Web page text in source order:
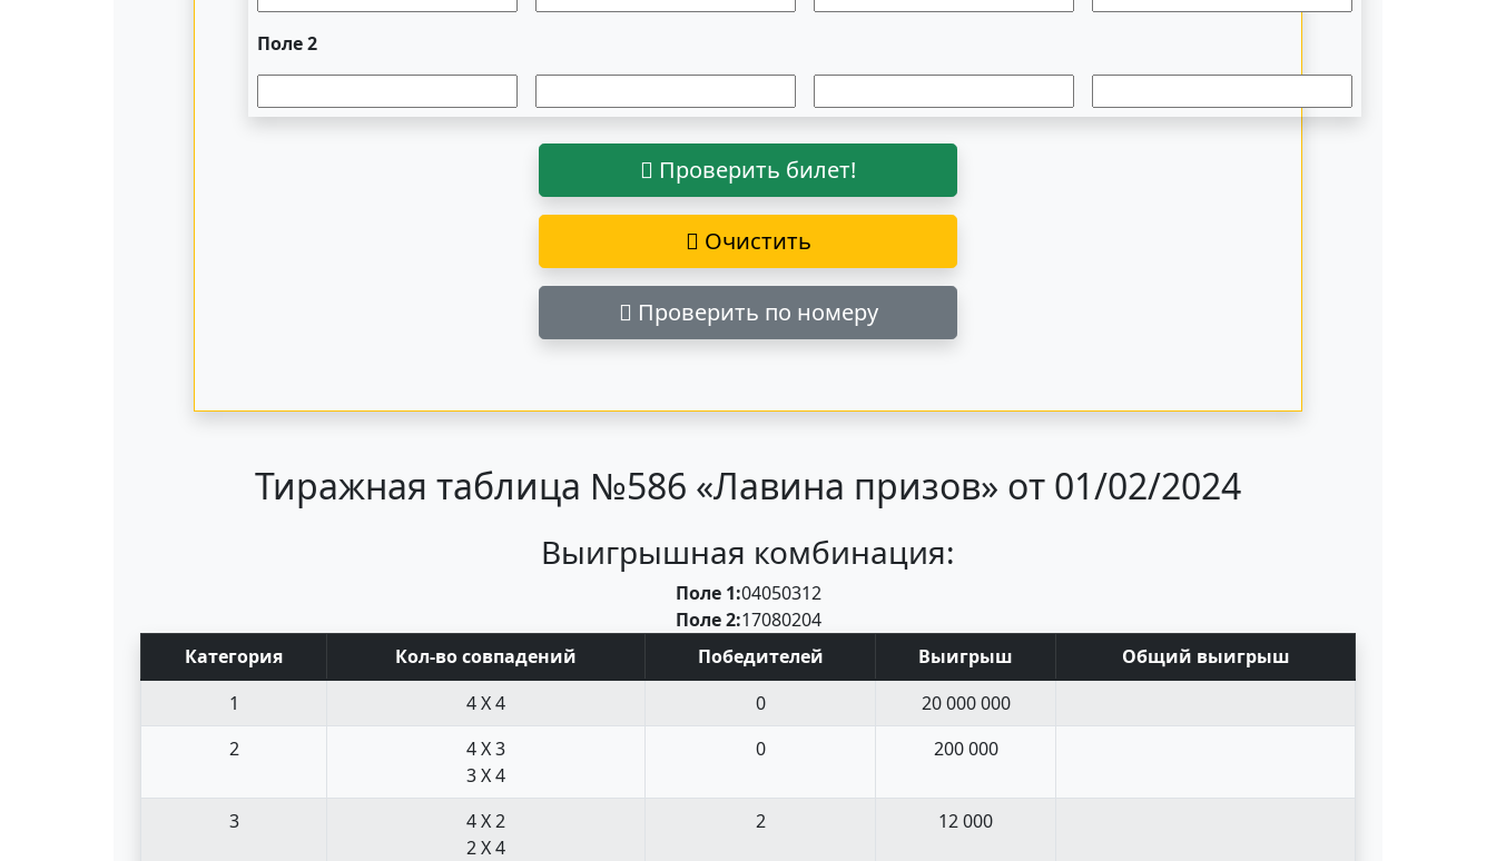
Поле 2
Проверить билет!
Очистить
Проверить по номеру
Тиражная таблица №586 «Лавина призов» от 01/02/2024
Выигрышная комбинация:
Поле 1:04050312
Поле 2:17080204
Категория Кол-во совпадений Победителей Выигрыш
Общий выигрыш
1
4 X 4 0
20 000 000
2
4 X 3
3 X 4
0 200 000
3
4 X 2
2 X 4
2 12 000